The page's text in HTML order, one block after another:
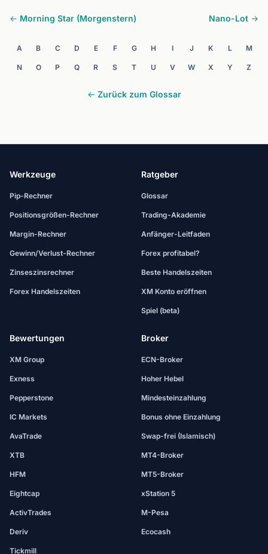
← Morning Star (Morgenstern) Nano-Lot →
A B C D E F G H I J K L M
N O P Q R S T U V W X Y Z
← Zurück zum Glossar
Werkzeuge
Pip-Rechner
Positionsgrößen-Rechner
Margin-Rechner
Gewinn/Verlust-Rechner
Zinseszinsrechner
Forex Handelszeiten
Ratgeber
Glossar
Trading-Akademie
Anfänger-Leitfaden
Forex profitabel?
Beste Handelszeiten
XM Konto eröffnen
Spiel (beta)
Bewertungen
XM Group
Exness
Pepperstone
IC Markets
AvaTrade
XTB
HFM
Eightcap
ActivTrades
Deriv
Tickmill
Broker
ECN-Broker
Hoher Hebel
Mindesteinzahlung
Bonus ohne Einzahlung
Swap-frei (Islamisch)
MT4-Broker
MT5-Broker
xStation 5
M-Pesa
Ecocash